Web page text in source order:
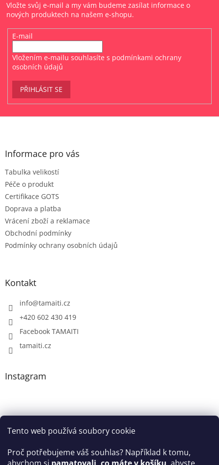
Tento web používá soubory cookie
Proč potřebujeme váš souhlas? Například k tomu,
Vložte svůj e-mail a my vám budeme zasílat informace o
nových produktech na našem e-shopu.
E-mail
Vložením e-mailu souhlasíte s podmínkami ochrany
osobních údajů
PŘIHLÁSIT SE
Z
Informace pro vás
Tabulka velikostí
Péče o produkt
Certifikace GOTS
Doprava a platba
Vrácení zboží a reklamace
Obchodní podmínky
Podmínky ochrany osobních údajů
Kontakt
info@tamaiti.cz
+420 602 430 419
Facebook TAMAITI
tamaiti.cz
Instagram